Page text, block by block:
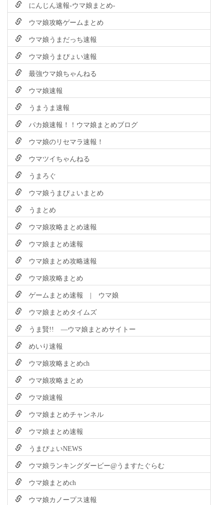
にんじん速報-ウマ娘まとめ-
ウマ娘攻略ゲームまとめ
ウマ娘うまだっち速報
ウマ娘うまぴょい速報
最強ウマ娘ちゃんねる
ウマ娘速報
うまうま速報
パカ娘速報！！ウマ娘まとめブログ
ウマ娘のリセマラ速報！
ウマツイちゃんねる
うまろぐ
ウマ娘うまぴょいまとめ
うまとめ
ウマ娘攻略まとめ速報
ウマ娘まとめ速報
ウマ娘まとめ攻略速報
ウマ娘攻略まとめ
ゲームまとめ速報 | ウマ娘
ウマ娘まとめタイムズ
うま賢!! ―ウマ娘まとめサイトー
めいり速報
ウマ娘攻略まとめch
ウマ娘攻略まとめ
ウマ娘速報
ウマ娘まとめチャンネル
ウマ娘まとめ速報
うまぴょいNEWS
ウマ娘ランキングダービー@うますたぐらむ
ウマ娘まとめch
ウマ娘カノープス速報